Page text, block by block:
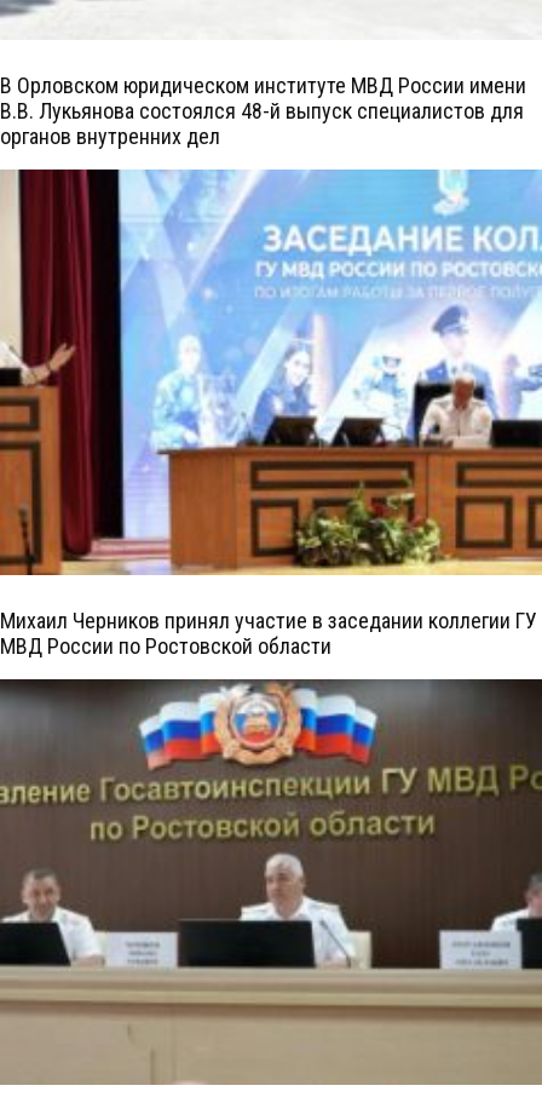
В Орловском юридическом институте МВД России имени
В.В. Лукьянова состоялся 48-й выпуск специалистов для
органов внутренних дел
Михаил Черников принял участие в заседании коллегии ГУ
МВД России по Ростовской области